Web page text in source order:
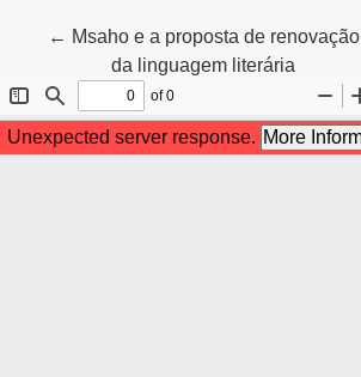
← Voltar aos Detalhes do Artigo
Msaho e a proposta de renovação
da linguagem literária